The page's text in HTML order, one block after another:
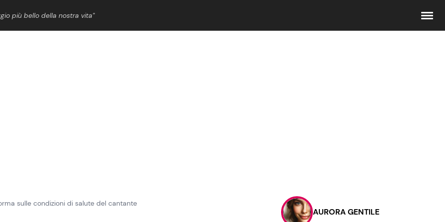
più bello della nostra vita”
Contattaci
Pubblicità
sulle condizioni di salute del cantante
AURORA GENTILE